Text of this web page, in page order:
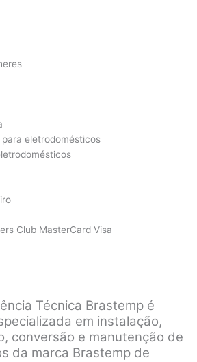
eletrodomésticos
Club MasterCard Visa
Técnica Brastemp é
em instalação,
conversão e manutenção de
da marca Brastemp de